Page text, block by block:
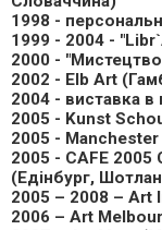
1998 -
1999 - 2004 -
2000 - "Мистецтво
2002 - Elb Art
2004 - виставка в
2005 - Kunst
2005 -
2005 - CAFE 2005
(Едінбург,
2005 – 2008 – Art
2006 – Art